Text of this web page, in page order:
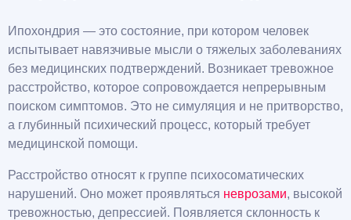
Ипохондрия — это состояние, при котором человек
испытывает навязчивые мысли о тяжелых заболеваниях
без медицинских подтверждений. Возникает тревожное
расстройство, которое сопровождается непрерывным
поиском симптомов. Это не симуляция и не притворство,
а глубинный психический процесс, который требует
медицинской помощи.
Расстройство относят к группе психосоматических
нарушений. Оно может проявляться неврозами, высокой
тревожностью, депрессией. Появляется склонность к